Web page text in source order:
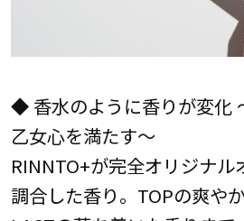
◆ 香水のように香りが変化
乙女心を満たす～
RINNTO+が完全オリジナル
調合した香り。TOPの爽や